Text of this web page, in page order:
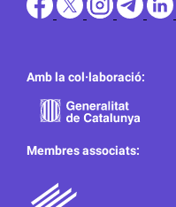
Amb la col·laboració:
Membres associats: